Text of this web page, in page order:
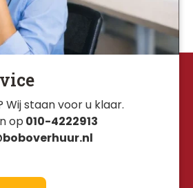
Wij staan voor u klaar.
op 010-4222913